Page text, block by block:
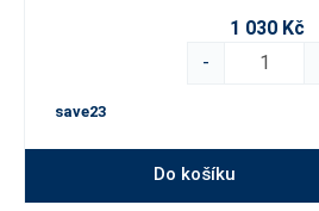
1 030 Kč
-
save23
Do košíku